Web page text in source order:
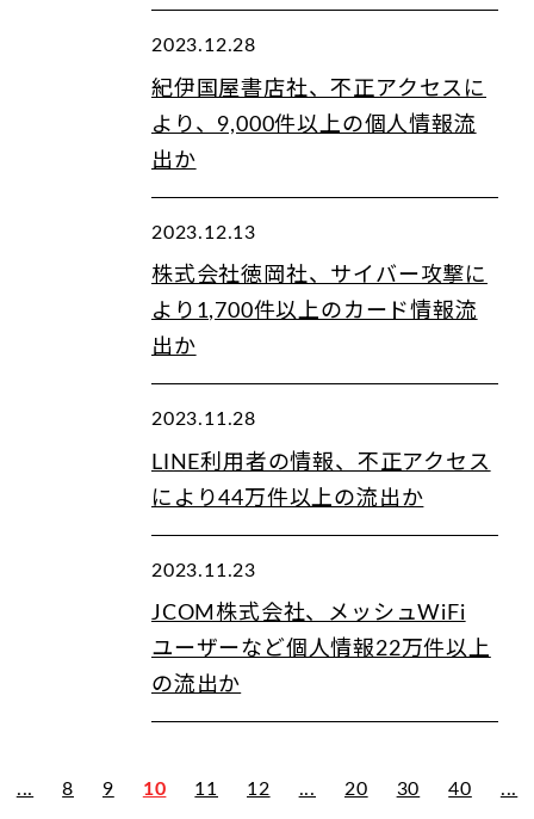
2023.12.28
紀伊国屋書店社、不正アクセスに
より、9,000件以上の個人情報流
出か
2023.12.13
株式会社徳岡社、サイバー攻撃に
より1,700件以上のカード情報流
出か
2023.11.28
LINE利用者の情報、不正アクセス
により44万件以上の流出か
2023.11.23
JCOM株式会社、メッシュWiFi
ユーザーなど個人情報22万件以上
の流出か
... 8 9 10 11 12 ... 20 30 40 ...